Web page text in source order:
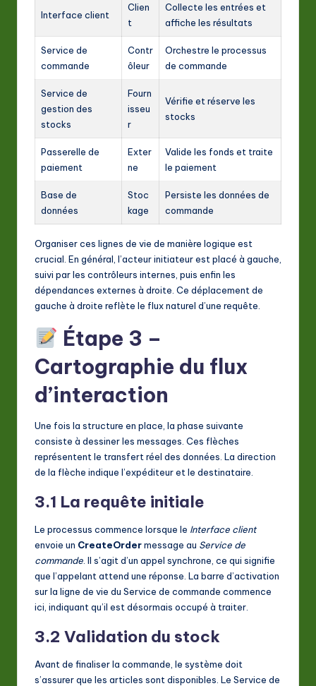
Interface client
Clien
t
Collecte les entrées et
affiche les résultats
Service de
commande
Contr
ôleur
Orchestre le processus
de commande
Service de
gestion des
stocks
Fourn
isseu
r
Vérifie et réserve les
stocks
Passerelle de
paiement
Exter
ne
Valide les fonds et traite
le paiement
Base de
données
Stoc
kage
Persiste les données de
commande
Organiser ces lignes de vie de manière logique est
crucial. En général, l’acteur initiateur est placé à gauche,
suivi par les contrôleurs internes, puis enfin les
dépendances externes à droite. Ce déplacement de
gauche à droite reflète le flux naturel d’une requête.
Étape 3 –
Cartographie du flux
d’interaction
Une fois la structure en place, la phase suivante
consiste à dessiner les messages. Ces flèches
représentent le transfert réel des données. La direction
de la flèche indique l’expéditeur et le destinataire.
3.1 La requête initiale
Le processus commence lorsque le Interface client
envoie un CreateOrdermessage au Service de
commande . Il s’agit d’un appel synchrone, ce qui signifie
que l’appelant attend une réponse. La barre d’activation
sur la ligne de vie du Service de commande commence
ici, indiquant qu’il est désormais occupé à traiter.
3.2 Validation du stock
Avant de finaliser la commande, le système doit
s’assurer que les articles sont disponibles. Le Service de